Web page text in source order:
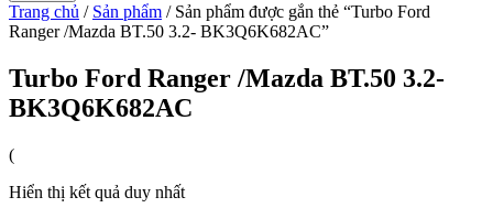
Trang chủ / Sản phẩm / Sản phẩm được gắn thẻ “Turbo Ford
Ranger /Mazda BT.50 3.2- BK3Q6K682AC”
Turbo Ford Ranger /Mazda BT.50 3.2-
BK3Q6K682AC
(
Hiển thị kết quả duy nhất